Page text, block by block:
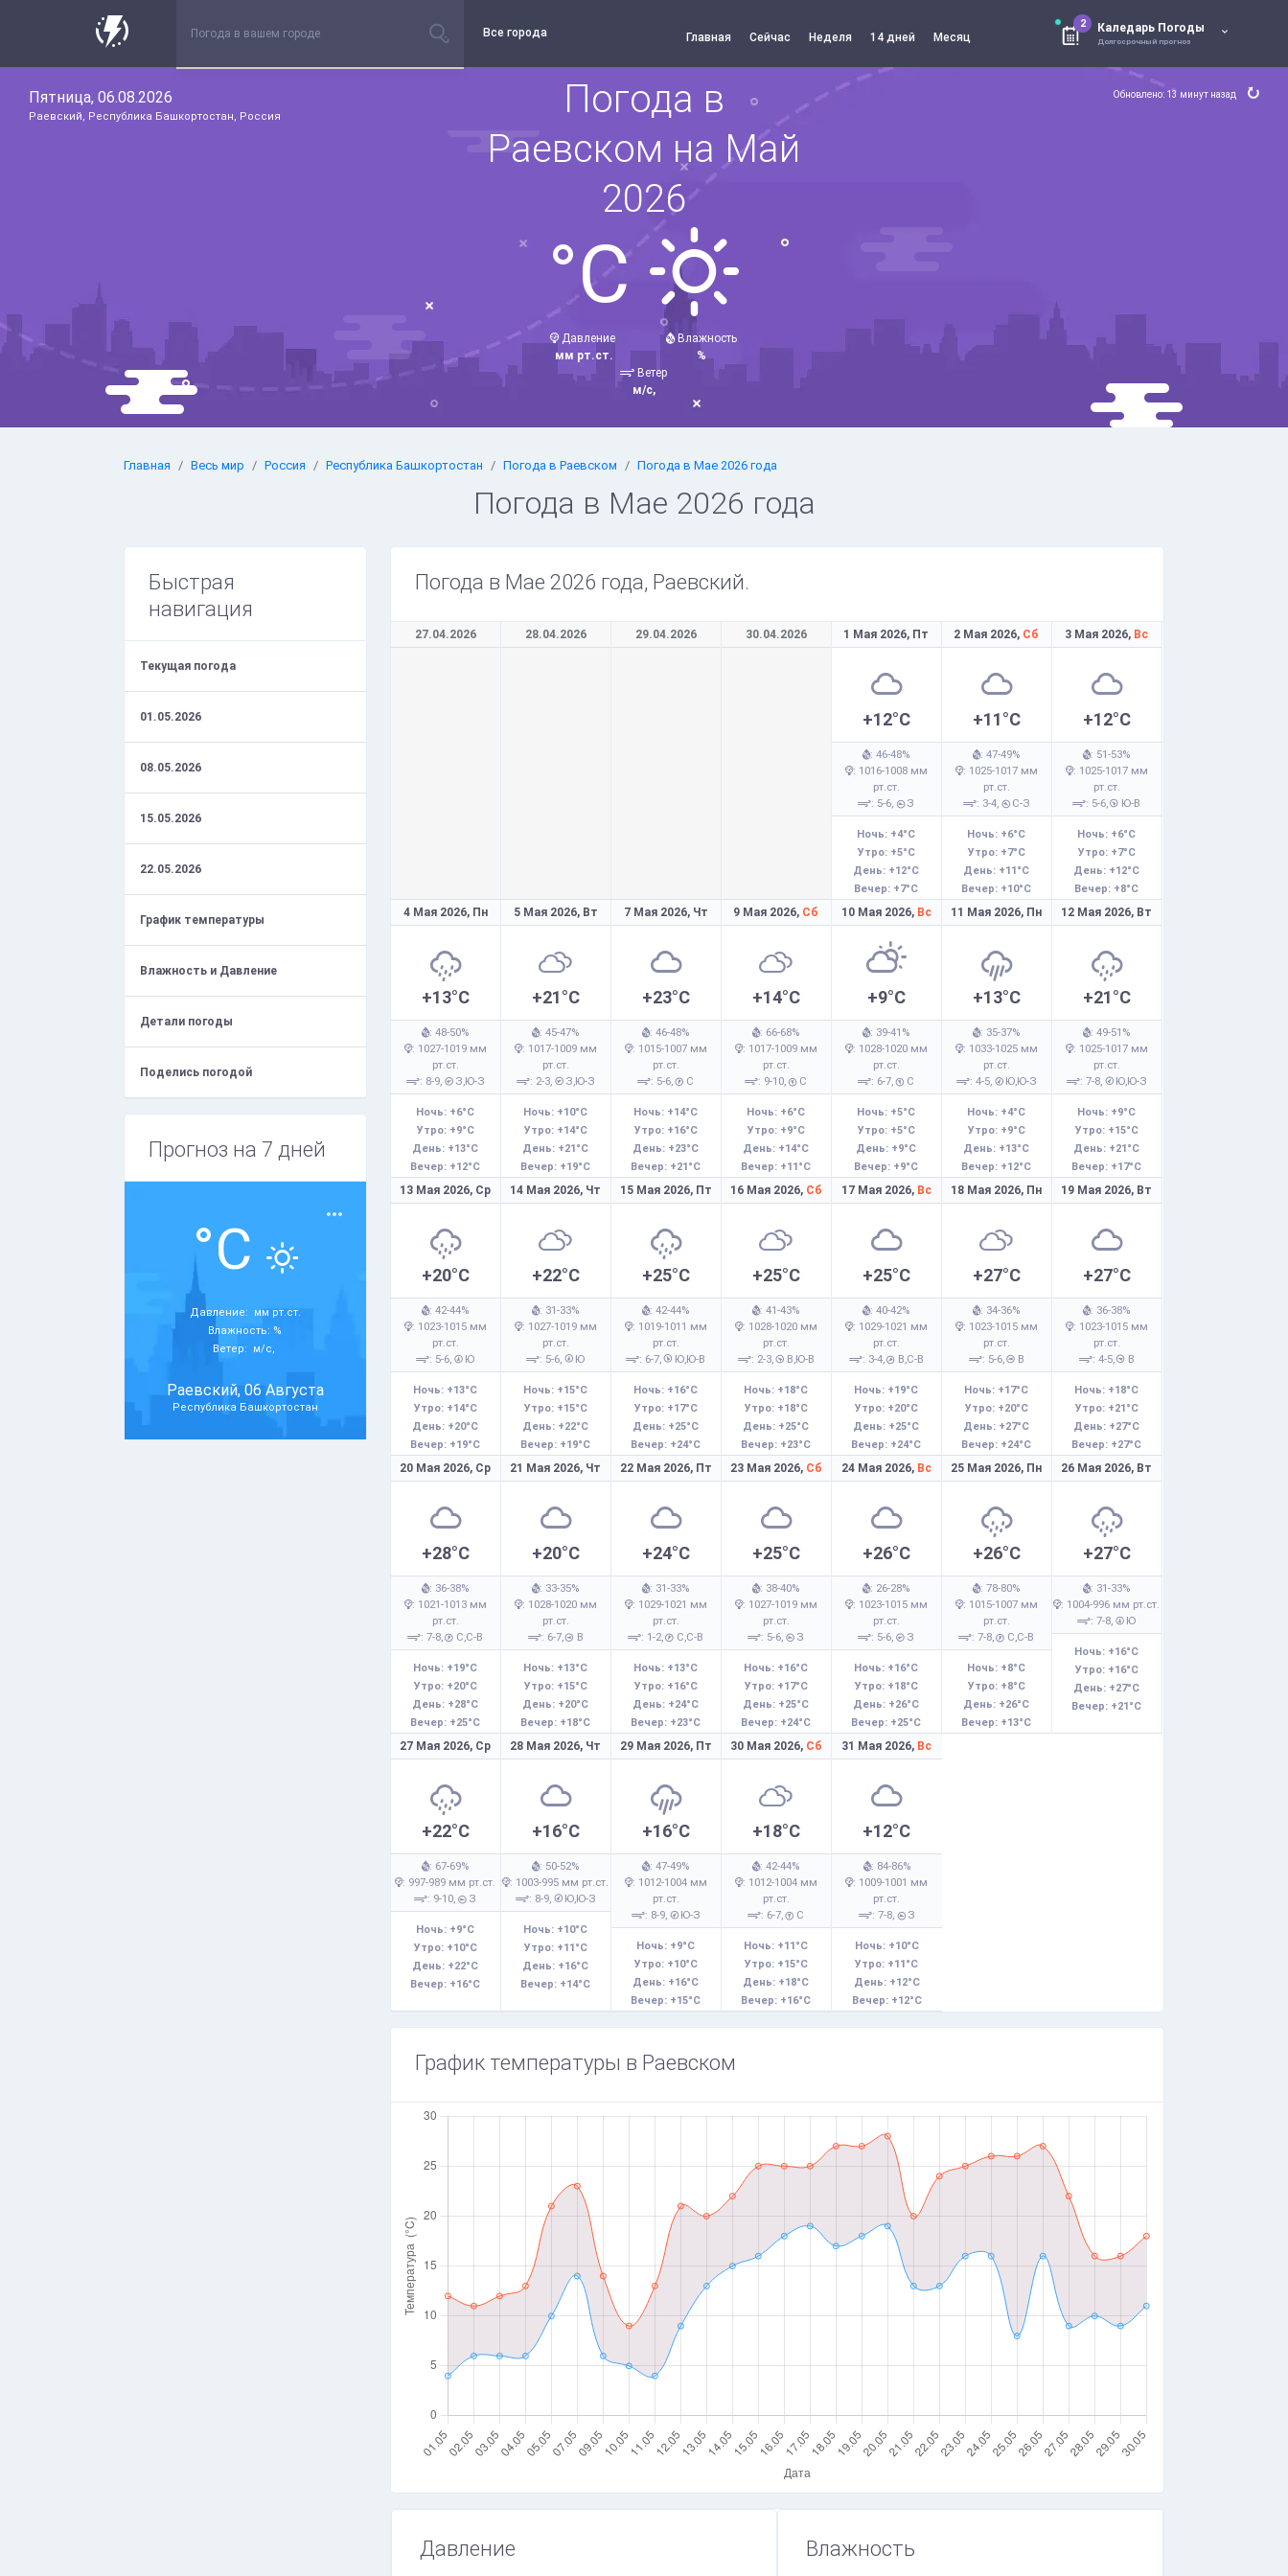
Все города Главная Сейчас Неделя 14 дней Месяц
2 Каледарь Погоды
Долгосрочный прогноз
Пятница, 06.08.2026
Раевский, Республика Башкортостан, Россия
Обновлено: 13 минут назад
Погода в
Раевском на Май
2026
°C
Давление
мм рт.ст.
Влажность
%
Ветер
м/с,
Главная Весь мир Россия Республика Башкортостан Погода в Раевском Погода в Мае 2026 года
Погода в Мае 2026 года
Быстрая
навигация
Текущая погода
01.05.2026
08.05.2026
15.05.2026
22.05.2026
График температуры
Влажность и Давление
Детали погоды
Поделись погодой
Прогноз на 7 дней
°C
Давление: мм рт.ст.
Влажность: %
Ветер: м/с,
Раевский, 06 Августа
Республика Башкортостан
Погода в Мае 2026 года, Раевский.
27.04.2026 28.04.2026 29.04.2026 30.04.2026 1 Мая 2026, Пт
+12°C
: 46-48%
: 1016-1008 мм
рт.ст.
: 5-6,
З
Ночь: +4°C
Утро: +5°C
День: +12°C
Вечер: +7°C
2 Мая 2026, Сб
+11°C
: 47-49%
: 1025-1017 мм
рт.ст.
: 3-4,
С-З
Ночь: +6°C
Утро: +7°C
День: +11°C
Вечер: +10°C
3 Мая 2026, Вс
+12°C
: 51-53%
: 1025-1017 мм
рт.ст.
: 5-6,
Ю-В
Ночь: +6°C
Утро: +7°C
День: +12°C
Вечер: +8°C
4 Мая 2026, Пн
+13°C
: 48-50%
: 1027-1019 мм
рт.ст.
: 8-9,
З,Ю-З
Ночь: +6°C
Утро: +9°C
День: +13°C
Вечер: +12°C
5 Мая 2026, Вт
+21°C
: 45-47%
: 1017-1009 мм
рт.ст.
: 2-3,
З,Ю-З
Ночь: +10°C
Утро: +14°C
День: +21°C
Вечер: +19°C
7 Мая 2026, Чт
+23°C
: 46-48%
: 1015-1007 мм
рт.ст.
: 5-6,
С
Ночь: +14°C
Утро: +16°C
День: +23°C
Вечер: +21°C
9 Мая 2026, Сб
+14°C
: 66-68%
: 1017-1009 мм
рт.ст.
: 9-10, С
Ночь: +6°C
Утро: +9°C
День: +14°C
Вечер: +11°C
10 Мая 2026, Вс
+9°C
: 39-41%
: 1028-1020 мм
рт.ст.
: 6-7,
С
Ночь: +5°C
Утро: +5°C
День: +9°C
Вечер: +9°C
11 Мая 2026, Пн
+13°C
: 35-37%
: 1033-1025 мм
рт.ст.
: 4-5,
Ю,Ю-З
Ночь: +4°C
Утро: +9°C
День: +13°C
Вечер: +12°C
12 Мая 2026, Вт
+21°C
: 49-51%
: 1025-1017 мм
рт.ст.
: 7-8,
Ю,Ю-З
Ночь: +9°C
Утро: +15°C
День: +21°C
Вечер: +17°C
13 Мая 2026, Ср
+20°C
: 42-44%
: 1023-1015 мм
рт.ст.
: 5-6,
Ю
Ночь: +13°C
Утро: +14°C
День: +20°C
Вечер: +19°C
14 Мая 2026, Чт
+22°C
: 31-33%
: 1027-1019 мм
рт.ст.
: 5-6, Ю
Ночь: +15°C
Утро: +15°C
День: +22°C
Вечер: +19°C
15 Мая 2026, Пт
+25°C
: 42-44%
: 1019-1011 мм
рт.ст.
: 6-7,
Ю,Ю-В
Ночь: +16°C
Утро: +17°C
День: +25°C
Вечер: +24°C
16 Мая 2026, Сб
+25°C
: 41-43%
: 1028-1020 мм
рт.ст.
: 2-3, В,Ю-В
Ночь: +18°C
Утро: +18°C
День: +25°C
Вечер: +23°C
17 Мая 2026, Вс
+25°C
: 40-42%
: 1029-1021 мм
рт.ст.
: 3-4, В,С-В
Ночь: +19°C
Утро: +20°C
День: +25°C
Вечер: +24°C
18 Мая 2026, Пн
+27°C
: 34-36%
: 1023-1015 мм
рт.ст.
: 5-6, В
Ночь: +17°C
Утро: +20°C
День: +27°C
Вечер: +24°C
19 Мая 2026, Вт
+27°C
: 36-38%
: 1023-1015 мм
рт.ст.
: 4-5, В
Ночь: +18°C
Утро: +21°C
День: +27°C
Вечер: +27°C
20 Мая 2026, Ср
+28°C
: 36-38%
: 1021-1013 мм
рт.ст.
: 7-8,
С,С-В
Ночь: +19°C
Утро: +20°C
День: +28°C
Вечер: +25°C
21 Мая 2026, Чт
+20°C
: 33-35%
: 1028-1020 мм
рт.ст.
: 6-7,
В
Ночь: +13°C
Утро: +15°C
День: +20°C
Вечер: +18°C
22 Мая 2026, Пт
+24°C
: 31-33%
: 1029-1021 мм
рт.ст.
: 1-2,
С,С-В
Ночь: +13°C
Утро: +16°C
День: +24°C
Вечер: +23°C
23 Мая 2026, Сб
+25°C
: 38-40%
: 1027-1019 мм
рт.ст.
: 5-6, З
Ночь: +16°C
Утро: +17°C
День: +25°C
Вечер: +24°C
24 Мая 2026, Вс
+26°C
: 26-28%
: 1023-1015 мм
рт.ст.
: 5-6, З
Ночь: +16°C
Утро: +18°C
День: +26°C
Вечер: +25°C
25 Мая 2026, Пн
+26°C
: 78-80%
: 1015-1007 мм
рт.ст.
: 7-8,
С,С-В
Ночь: +8°C
Утро: +8°C
День: +26°C
Вечер: +13°C
26 Мая 2026, Вт
+27°C
: 31-33%
: 1004-996 мм рт.ст.
: 7-8, Ю
Ночь: +16°C
Утро: +16°C
День: +27°C
Вечер: +21°C
27 Мая 2026, Ср
+22°C
: 67-69%
: 997-989 мм рт.ст.
: 9-10,
З
Ночь: +9°C
Утро: +10°C
День: +22°C
Вечер: +16°C
28 Мая 2026, Чт
+16°C
: 50-52%
: 1003-995 мм рт.ст.
: 8-9,
Ю,Ю-З
Ночь: +10°C
Утро: +11°C
День: +16°C
Вечер: +14°C
29 Мая 2026, Пт
+16°C
: 47-49%
: 1012-1004 мм
рт.ст.
: 8-9,
Ю-З
Ночь: +9°C
Утро: +10°C
День: +16°C
Вечер: +15°C
30 Мая 2026, Сб
+18°C
: 42-44%
: 1012-1004 мм
рт.ст.
: 6-7,
С
Ночь: +11°C
Утро: +15°C
День: +18°C
Вечер: +16°C
31 Мая 2026, Вс
+12°C
: 84-86%
: 1009-1001 мм
рт.ст.
: 7-8,
З
Ночь: +10°C
Утро: +11°C
День: +12°C
Вечер: +12°C
График температуры в Раевском
Давление Влажность